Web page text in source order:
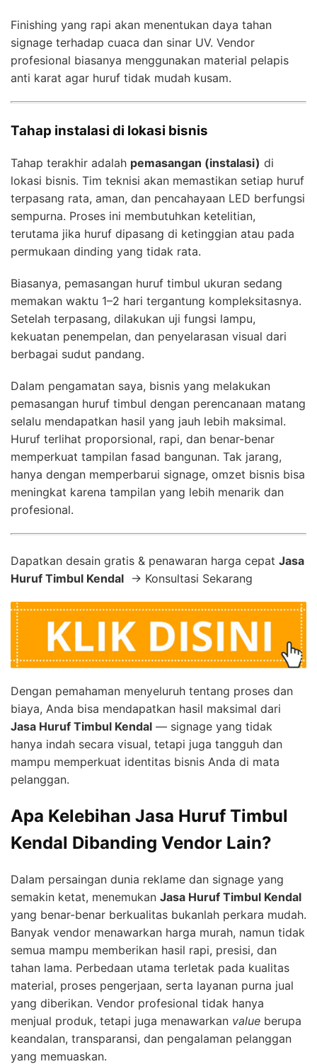
Finishing yang rapi akan menentukan daya tahan
signage terhadap cuaca dan sinar UV. Vendor
profesional biasanya menggunakan material pelapis
anti karat agar huruf tidak mudah kusam.
Tahap instalasi di lokasi bisnis
Tahap terakhir adalah pemasangan (instalasi) di
lokasi bisnis. Tim teknisi akan memastikan setiap huruf
terpasang rata, aman, dan pencahayaan LED berfungsi
sempurna. Proses ini membutuhkan ketelitian,
terutama jika huruf dipasang di ketinggian atau pada
permukaan dinding yang tidak rata.
Biasanya, pemasangan huruf timbul ukuran sedang
memakan waktu 1–2 hari tergantung kompleksitasnya.
Setelah terpasang, dilakukan uji fungsi lampu,
kekuatan penempelan, dan penyelarasan visual dari
berbagai sudut pandang.
Dalam pengamatan saya, bisnis yang melakukan
pemasangan huruf timbul dengan perencanaan matang
selalu mendapatkan hasil yang jauh lebih maksimal.
Huruf terlihat proporsional, rapi, dan benar-benar
memperkuat tampilan fasad bangunan. Tak jarang,
hanya dengan memperbarui signage, omzet bisnis bisa
meningkat karena tampilan yang lebih menarik dan
profesional.
Dapatkan desain gratis & penawaran harga cepat Jasa
Huruf Timbul Kendal → Konsultasi Sekarang
Dengan pemahaman menyeluruh tentang proses dan
biaya, Anda bisa mendapatkan hasil maksimal dari
Jasa Huruf Timbul Kendal — signage yang tidak
hanya indah secara visual, tetapi juga tangguh dan
mampu memperkuat identitas bisnis Anda di mata
pelanggan.
Apa Kelebihan Jasa Huruf Timbul
Kendal Dibanding Vendor Lain?
Dalam persaingan dunia reklame dan signage yang
semakin ketat, menemukan Jasa Huruf Timbul Kendal
yang benar-benar berkualitas bukanlah perkara mudah.
Banyak vendor menawarkan harga murah, namun tidak
semua mampu memberikan hasil rapi, presisi, dan
tahan lama. Perbedaan utama terletak pada kualitas
material, proses pengerjaan, serta layanan purna jual
yang diberikan. Vendor profesional tidak hanya
menjual produk, tetapi juga menawarkan value berupa
keandalan, transparansi, dan pengalaman pelanggan
yang memuaskan.